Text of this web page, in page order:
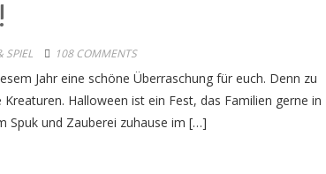
108 COMMENTS
Jahr eine schöne Überraschung für euch. Denn zu
Halloween ist ein Fest, das Familien gerne in
Spuk und Zauberei zuhause im […]